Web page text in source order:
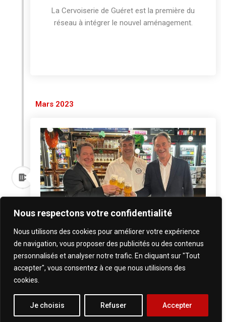
Nous respectons votre confidentialité
Nous utilisons des cookies pour améliorer votre expérience
de navigation, vous proposer des publicités ou des contenus
personnalisés et analyser notre trafic. En cliquant sur "Tout
accepter", vous consentez à ce que nous utilisions des
cookies.
Je choisis Refuser Accepter
La Cervoiserie de Guéret est la première du
réseau à intégrer le nouvel aménagement.
Mars 2023
C10 acquiert le réseau de
franchise